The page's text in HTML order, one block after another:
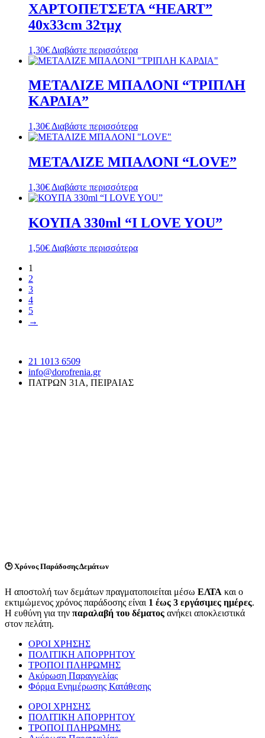
ΧΑΡΤΟΠΕΤΣΕΤΑ “HEART”
40x33cm 32τμχ
1,30€ Διαβάστε περισσότερα
ΜΕΤΑΛΙΖΕ ΜΠΑΛΟΝΙ “ΤΡΙΠΛΗ
ΚΑΡΔΙΑ”
1,30€ Διαβάστε περισσότερα
ΜΕΤΑΛΙΖΕ ΜΠΑΛΟΝΙ “LOVE”
1,30€ Διαβάστε περισσότερα
ΚΟΥΠΑ 330ml “I LOVE YOU”
1,50€ Διαβάστε περισσότερα
1
2
3
4
5
→
21 1013 6509
info@dorofrenia.gr
ΠΑΤΡΩΝ 31Α, ΠΕΙΡΑΙΑΣ
🕒Χρόνος Παράδοσης Δεμάτων
Η αποστολή των δεμάτων πραγματοποιείται μέσω ΕΛΤΑ και ο
εκτιμώμενος χρόνος παράδοσης είναι 1 έως 3 εργάσιμες ημέρες.
Η ευθύνη για την παραλαβή του δέματος ανήκει αποκλειστικά
στον πελάτη.
ΟΡΟΙ ΧΡΗΣΗΣ
ΠΟΛΙΤΙΚΗ ΑΠΟΡΡΗΤΟΥ
ΤΡΟΠΟΙ ΠΛΗΡΩΜΗΣ
Ακύρωση Παραγγελίας
Φόρμα Ενημέρωσης Κατάθεσης
ΟΡΟΙ ΧΡΗΣΗΣ
ΠΟΛΙΤΙΚΗ ΑΠΟΡΡΗΤΟΥ
ΤΡΟΠΟΙ ΠΛΗΡΩΜΗΣ